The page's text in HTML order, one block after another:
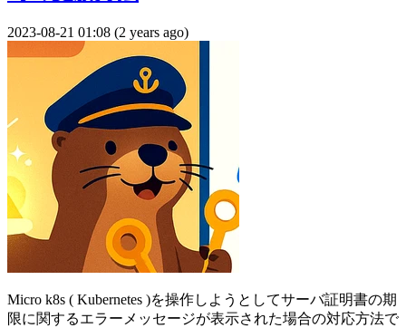
2023-08-21 01:08 (2 years ago)
Micro k8s ( Kubernetes )を操作しようとしてサーバ証明書の期
限に関するエラーメッセージが表示された場合の対応方法で